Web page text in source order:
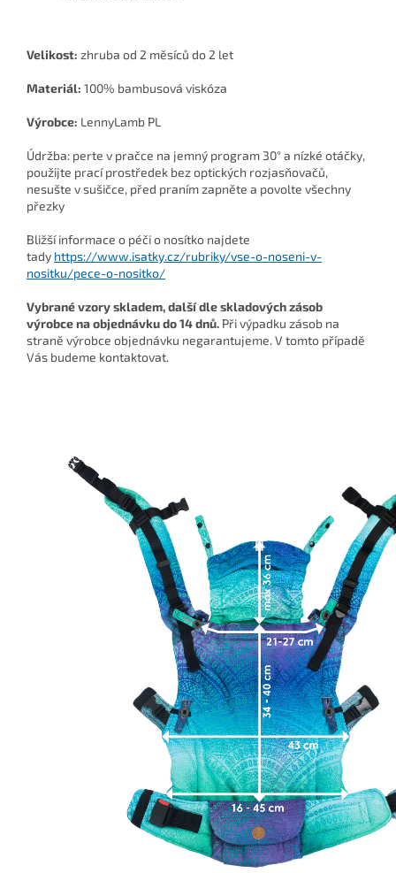
Velikost: zhruba od 2 měsíců do 2 let
Materiál: 100% bambusová viskóza
Výrobce: LennyLamb PL
Údržba: perte v pračce na jemný program 30° a nízké otáčky,
použijte prací prostředek bez optických rozjasňovačů,
nesušte v sušičce, před praním zapněte a povolte všechny
přezky
Bližší informace o péči o nosítko najdete
tady https://www.isatky.cz/rubriky/vse-o-noseni-v-
nositku/pece-o-nositko/
Vybrané vzory skladem, další dle skladových zásob
výrobce na objednávku do 14 dnů. Při výpadku zásob na
straně výrobce objednávku negarantujeme. V tomto případě
Vás budeme kontaktovat.